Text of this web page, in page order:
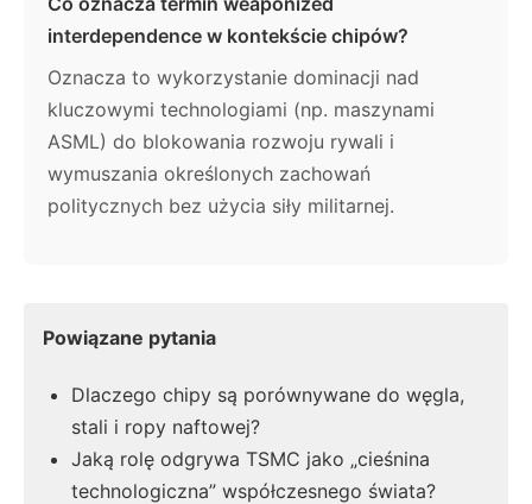
interdependence w kontekście chipów?
Oznacza to wykorzystanie dominacji nad
kluczowymi technologiami (np. maszynami
ASML) do blokowania rozwoju rywali i
wymuszania określonych zachowań
politycznych bez użycia siły militarnej.
Powiązane pytania
Dlaczego chipy są porównywane do węgla,
stali i ropy naftowej?
Jaką rolę odgrywa TSMC jako „cieśnina
technologiczna” współczesnego świata?